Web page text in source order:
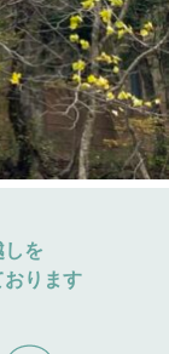
を
おります